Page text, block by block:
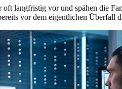
langfristig vor und spähen die
vor dem eigentlichen Überfall